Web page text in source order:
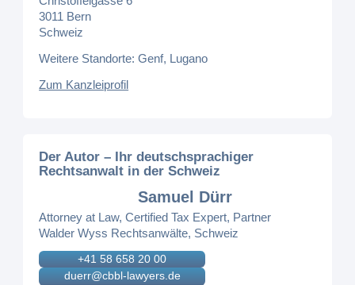
3011 Bern
Schweiz
Weitere Standorte: Genf, Lugano
Zum Kanzleiprofil
Der Autor – Ihr deutschsprachiger
Rechtsanwalt in der Schweiz
Samuel Dürr
Attorney at Law, Certified Tax Expert, Partner
Walder Wyss Rechtsanwälte, Schweiz
+41 58 658 20 00
duerr@cbbl-lawyers.de